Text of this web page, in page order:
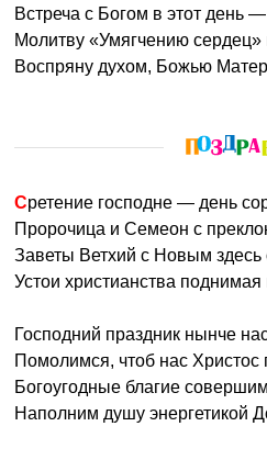
Встреча с Богом в этот день
Молитву «Умягчению сердец»
Воспряну духом, Божью
Сретение господне — день
Пророчица и Семеон с
Заветы Ветхий с Новым здесь
Устои христианства поднимая
Господний праздник нынче
Помолимся, чтоб нас Христос
Богоугодные благие
Наполним душу энергетикой